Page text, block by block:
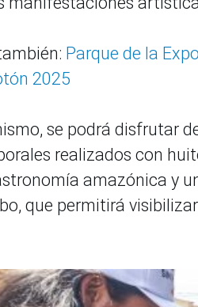
Parque de la
2025
se podrá disfrutar
realizados con
amazónica y
que permitirá